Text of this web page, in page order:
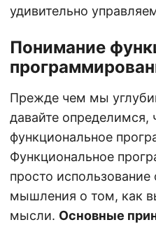
удивительно
Понимание
Прежде чем мы
давайте определимся,
функциональное
Функциональное
просто использование
мышления о том, как
мысли. Основные